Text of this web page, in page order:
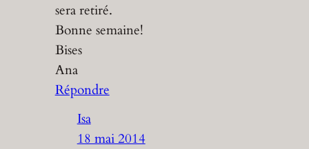
sera retiré.
Bonne semaine!
Bises
Ana
Répondre
Isa
18 mai 2014